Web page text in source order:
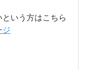
いう方はこちら
ジ